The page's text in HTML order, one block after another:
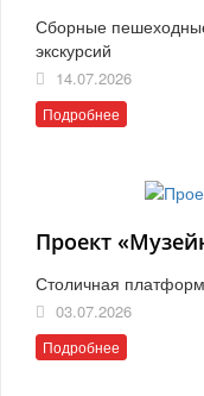
Сборные
экскурсий
14.07.2026
Подробнее
Проект
Столичная
03.07.2026
Подробнее